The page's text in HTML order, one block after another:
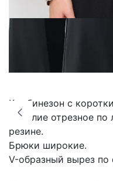
Комбинезон с
Изделие отрезное
резине.
Брюки широкие.
V-образный вырез по